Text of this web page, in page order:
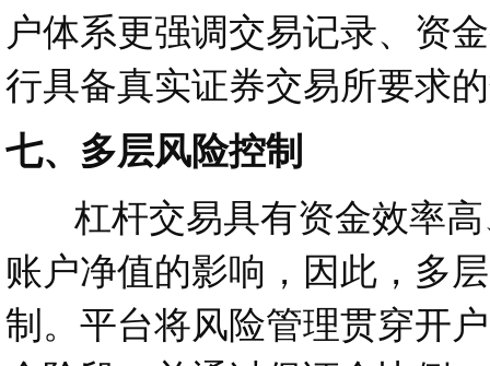
户体系更强调交易记录、资
行具备真实证券交易所要求
七、多层风险控制
杠杆交易具有资金效率高
账户净值的影响，因此，多
制。平台将风险管理贯穿开